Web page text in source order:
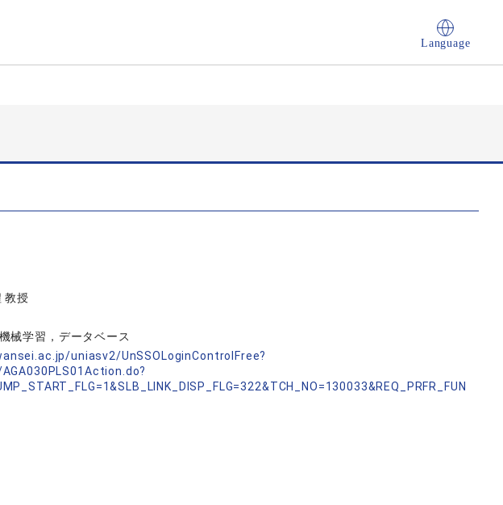
Language
教授
械学習，データベース
uniasv2/UnSSOLoginControlFree?
AGA030PLS01Action.do?